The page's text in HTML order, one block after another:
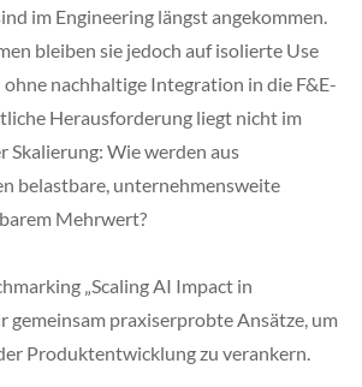
im Engineering längst angekommen.
bleiben sie jedoch auf isolierte Use
ohne nachhaltige Integration in die F&E-
Herausforderung liegt nicht im
Skalierung: Wie werden aus
belastbare, unternehmensweite
Mehrwert?
„Scaling AI Impact in
gemeinsam praxiserprobte Ansätze, um
Produktentwicklung zu verankern.